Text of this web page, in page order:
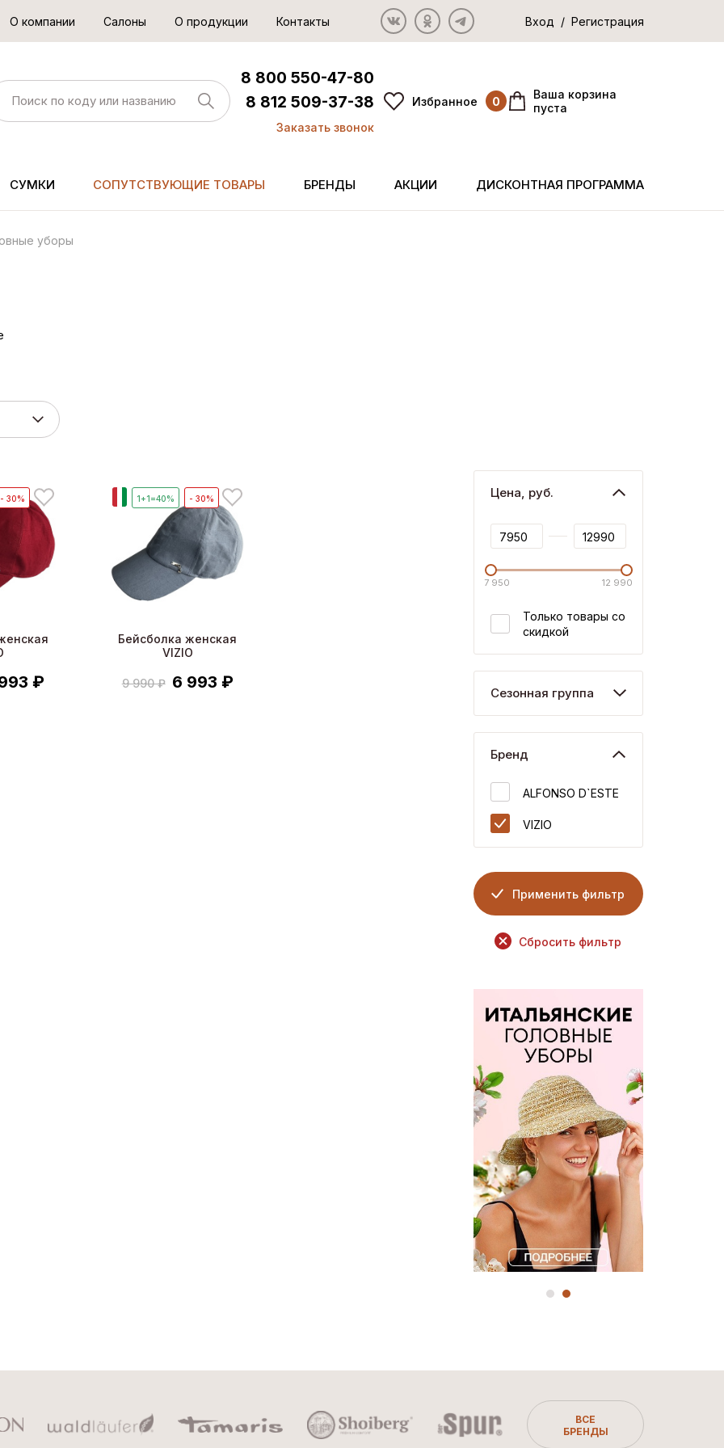
О компании Салоны О продукции Контакты Вход / Регистрация
8 800 550-47-80
8 812 509-37-38
Заказать звонок
Избранное 0
Ваша корзина
пуста
СУМКИ СОПУТСТВУЮЩИЕ ТОВАРЫ БРЕНДЫ АКЦИИ ДИСКОНТНАЯ ПРОГРАММА
уборы
- 30%
₽
1+1=40% - 30%
Бейсболка женская
VIZIO
9 990 ₽ 6 993 ₽
Цена, руб.
7 950 12 990
Только товары со
скидкой
Сезонная группа
Бренд
ALFONSO D`ESTE
VIZIO
Применить фильтр
Сбросить фильтр
ВСЕ
БРЕНДЫ